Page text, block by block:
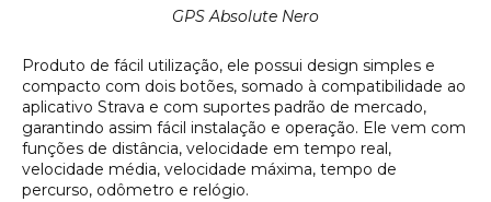
GPS Absolute Nero
Produto de fácil utilização, ele possui design simples e
compacto com dois botões, somado à compatibilidade ao
aplicativo Strava e com suportes padrão de mercado,
garantindo assim fácil instalação e operação. Ele vem com
funções de distância, velocidade em tempo real,
velocidade média, velocidade máxima, tempo de
percurso, odômetro e relógio.